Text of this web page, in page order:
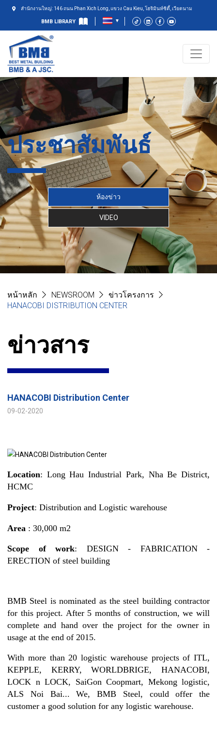
สำนักงานใหญ่: 146 ถนน Phan Xich Long, แขวง Cau Kieu, โฮจิมินห์ซิตี้, เวียดนาม
BMB LIBRARY
ประชาสัมพันธ์
ห้องข่าว
VIDEO
หน้าหลัก NEWSROOM
ข่าวโครงการ
HANACOBI DISTRIBUTION CENTER
ข่าวสาร
HANACOBI Distribution Center
09-02-2020
Location: Long Hau Industrial Park, Nha Be District,
HCMC
Project: Distribution and Logistic warehouse
Area : 30,000 m2
Scope of work: DESIGN - FABRICATION -
ERECTION of steel building
BMB Steel is nominated as the steel building contractor
for this project. After 5 months of construction, we will
complete and hand over the project for the owner in
usage at the end of 2015.
With more than 20 logistic warehouse projects of ITL,
KEPPLE, KERRY, WORLDBRIGE, HANACOBI,
LOCK n LOCK, SaiGon Coopmart, Mekong logistic,
ALS Noi Bai... We, BMB Steel, could offer the
customer a good solution for any logistic warehouse.